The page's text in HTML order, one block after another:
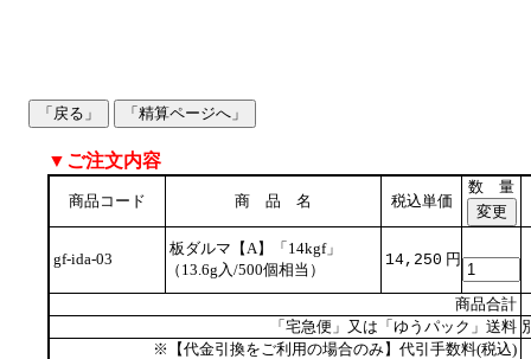
▼ご注文内容
商品コード 商 品 名 税込単価
数 量
gf-ida-03
板ダルマ【A】「14kgf」
（13.6g入/500個相当）
14,250 円
商品合計
「宅急便」又は「ゆうパック」送料
※【代金引換をご利用の場合のみ】代引手数料(税込)